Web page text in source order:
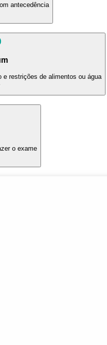
antecedência
e restrições de alimentos ou água
o exame